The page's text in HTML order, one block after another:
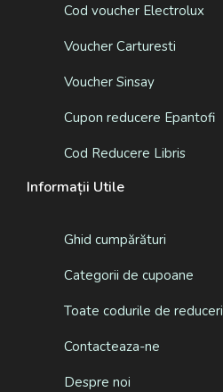
Cod voucher Electrolux
Voucher Carturesti
Voucher Sinsay
Cupon reducere Epantofi
Cod Reducere Libris
Informații Utile
Ghid cumpărături
Categorii de cupoane
Toate codurile de reduceri
Contacteaza-ne
Despre noi